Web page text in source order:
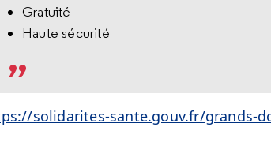
Gratuité
Haute sécurité
solidarites-sante.gouv.fr/grands-